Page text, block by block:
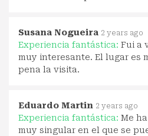
Susana Nogueira 2 years ago
Experiencia fantástica: Fui a
muy interesante. El lugar es
pena la visita.
Eduardo Martin 2 years ago
Experiencia fantástica: Me
muy singular en el que se